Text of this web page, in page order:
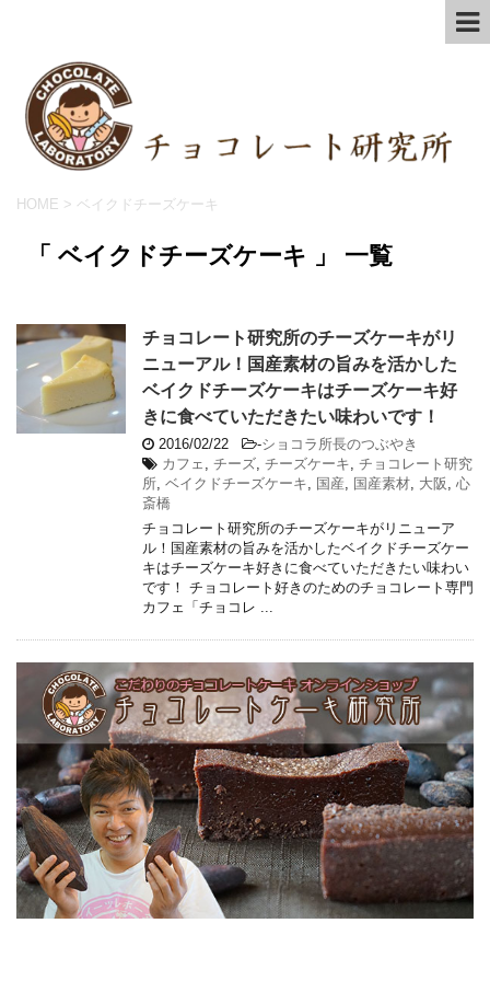
HOME > ベイクドチーズケーキ
「 ベイクドチーズケーキ 」 一覧
チョコレート研究所のチーズケーキがリ
ニューアル！国産素材の旨みを活かした
ベイクドチーズケーキはチーズケーキ好
きに食べていただきたい味わいです！
2016/02/22 -ショコラ所長のつぶやき
カフェ
チーズ チーズケーキ チョコレート研究
所 ベイクドチーズケーキ 国産 国産素材 大阪
心
斎橋
チョコレート研究所のチーズケーキがリニューア
ル！国産素材の旨みを活かしたベイクドチーズケー
キはチーズケーキ好きに食べていただきたい味わい
です！ チョコレート好きのためのチョコレート専門
カフェ「チョコレ ...